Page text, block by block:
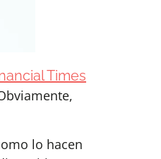
Times
lo hacen